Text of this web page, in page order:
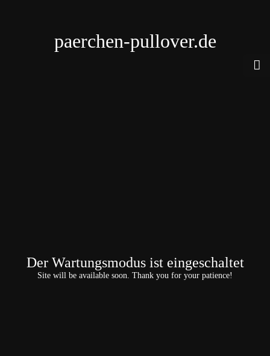
paerchen-pullover.de
Der Wartungsmodus ist eingeschaltet
Site will be available soon. Thank you for your patience!